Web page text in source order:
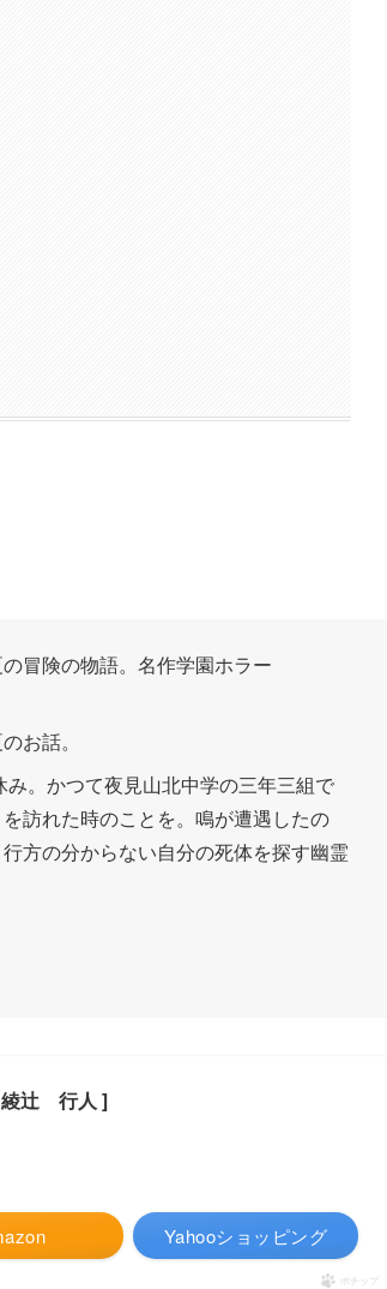
冒険の物語。名作学園ホラー
お話。
。かつて夜見山北中学の三年三組で
訪れた時のことを。鳴が遭遇したの
方の分からない自分の死体を探す幽霊
綾辻 行人 ]
Yahooショッピング
ポチップ